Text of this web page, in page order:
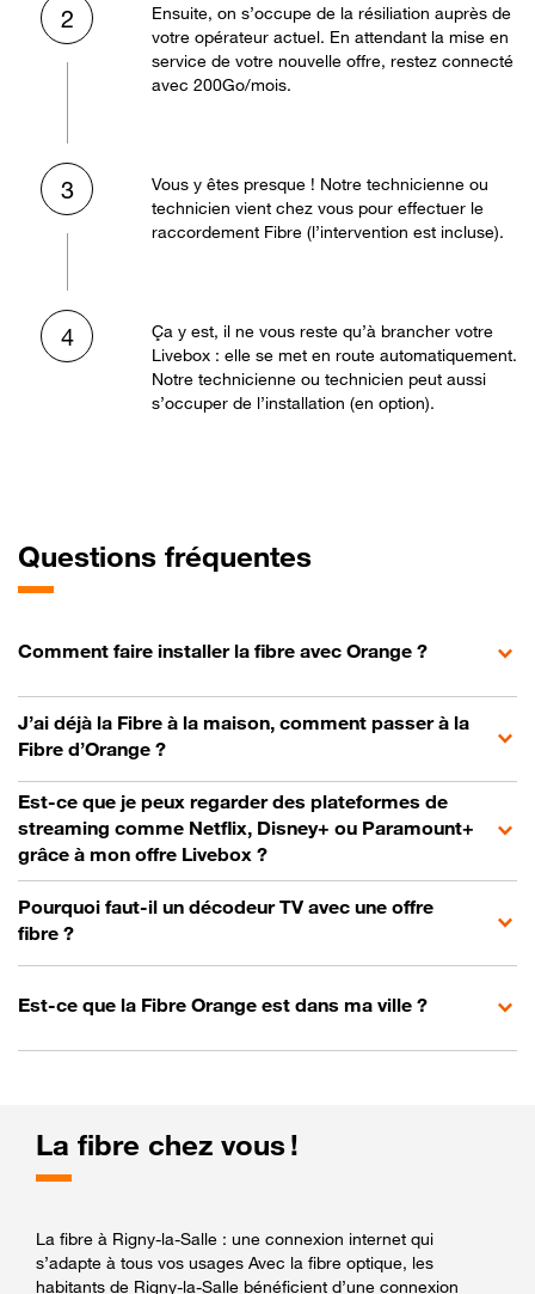
2
Ensuite, on s’occupe de la résiliation auprès de
votre opérateur actuel. En attendant la mise en
service de votre nouvelle offre, restez connecté
avec 200Go/mois.
3
Vous y êtes presque ! Notre technicienne ou
technicien vient chez vous pour effectuer le
raccordement Fibre (l’intervention est incluse).
4
Ça y est, il ne vous reste qu’à brancher votre
Livebox : elle se met en route automatiquement.
Notre technicienne ou technicien peut aussi
s’occuper de l’installation (en option).
Questions fréquentes
Comment faire installer la fibre avec Orange ?
J’ai déjà la Fibre à la maison, comment passer à la
Fibre d’Orange ?
Est-ce que je peux regarder des plateformes de
streaming comme Netflix, Disney+ ou Paramount+
grâce à mon offre Livebox ?
Pourquoi faut-il un décodeur TV avec une offre
fibre ?
Est-ce que la Fibre Orange est dans ma ville ?
La fibre chez vous !
La fibre à Rigny-la-Salle : une connexion internet qui
s’adapte à tous vos usages Avec la fibre optique, les
habitants de Rigny-la-Salle bénéficient d’une connexion